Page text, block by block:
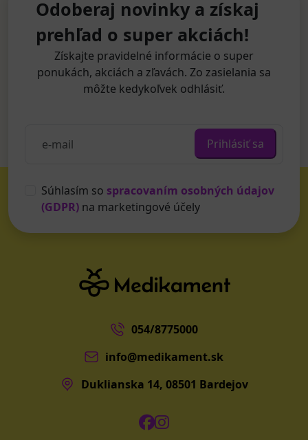
Odoberaj novinky a získaj
prehľad o super akciách!
Získajte pravidelné informácie o super
ponukách, akciách a zľavách. Zo zasielania sa
môžte kedykoľvek odhlásiť.
Prihlásiť sa
Súhlasím so spracovaním osobných údajov
(GDPR) na marketingové účely
054/8775000
info@medikament.sk
Duklianska 14, 08501 Bardejov